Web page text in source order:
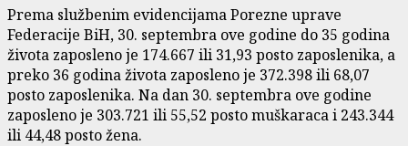
Prema službenim evidencijama Porezne uprave
Federacije BiH, 30. septembra ove godine do 35 godina
života zaposleno je 174.667 ili 31,93 posto zaposlenika, a
preko 36 godina života zaposleno je 372.398 ili 68,07
posto zaposlenika. Na dan 30. septembra ove godine
zaposleno je 303.721 ili 55,52 posto muškaraca i 243.344
ili 44,48 posto žena.